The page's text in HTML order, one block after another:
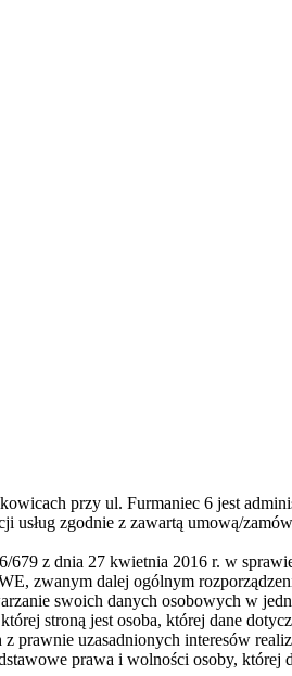
przy ul. Furmaniec 6 jest
usług zgodnie z zawartą umową/
679 z dnia 27 kwietnia 2016 r. w
zwanym dalej ogólnym
swoich danych osobowych w
stroną jest osoba, której dane
prawnie uzasadnionych interesów
prawa i wolności osoby,